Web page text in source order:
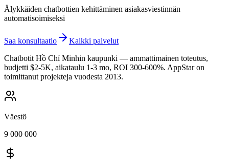
Älykkäiden chatbottien kehittäminen asiakasviestinnän
automatisoimiseksi
Saa konsultaatio
Kaikki palvelut
Chatbotit Hồ Chí Minhin kaupunki — ammattimainen toteutus,
budjetti $2-5K, aikataulu 1-3 mo, ROI 300-600%. AppStar on
toimittanut projekteja vuodesta 2013.
Väestö
9 000 000